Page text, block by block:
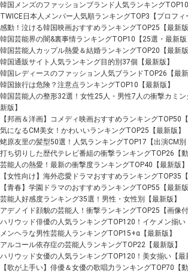
韓国メンズのファッションブランド人気ランキングTOP10
TWICE日本人メンバー人気順ランキングTOP3【プロフィ
感動！泣ける韓国映画おすすめランキングTOP25【最新版
韓国芸能界の闇&裏事情ランキングTOP10【25選・最新版
韓国芸能人カップル熱愛＆結婚ランキングTOP20【最新版
韓国通販サイト人気ランキング目的別37個【最新版】
韓国レディースのファッション人気ブランドTOP26【最新
韓国旅行は危険？注意点ランキングTOP10【最新版】
韓国芸能人の整形32選！女性25人・男性7人の衝撃カミ
新版】
【邦画＆洋画】コメディ映画おすすめランキングTOP50【
気になるCM美女！かわいいランキングTOP25【最新版】
蛯原友里の髪型50選！人気ランキングTOP17【出演CM別
打ち切りした歴代テレビ番組の衝撃ランキングTOP26【動
芸能人の熱愛！最新の衝撃度ランキングTOP40【最新版】
【女性向け】海外恋愛ドラマおすすめランキングTOP35【
【青春】学園ドラマのおすすめランキングTOP55【最新版
芸能人好感度ランキング35選！男性・女性別【最新版】
アデノイド顔貌の芸能人！衝撃ランキングTOP25【画像付
ハリウッド俳優の人気ランキングTOP120！イケメン揃い
メンヘラな男性芸能人ランキングTOP15+α【最新版】
アルコール依存症の芸能人ランキングTOP22【最新版】
ハリウッド女優の人気ランキングTOP120！美女揃い【最
【歌が上手い】俳優＆女優の歌唱力ランキングTOP70【